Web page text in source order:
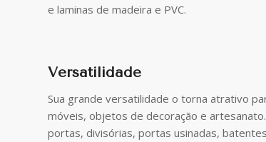
e laminas de madeira e PVC.
Versatilidade
Sua grande versatilidade o torna atrativo
móveis, objetos de decoração e
portas, divisórias, portas usinadas,